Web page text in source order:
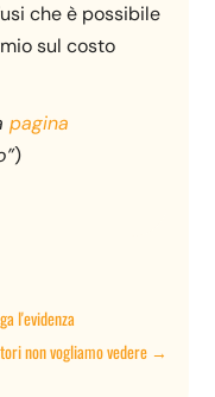
che è possibile
sul costo
pagina
)
l'evidenza
non vogliamo vedere→